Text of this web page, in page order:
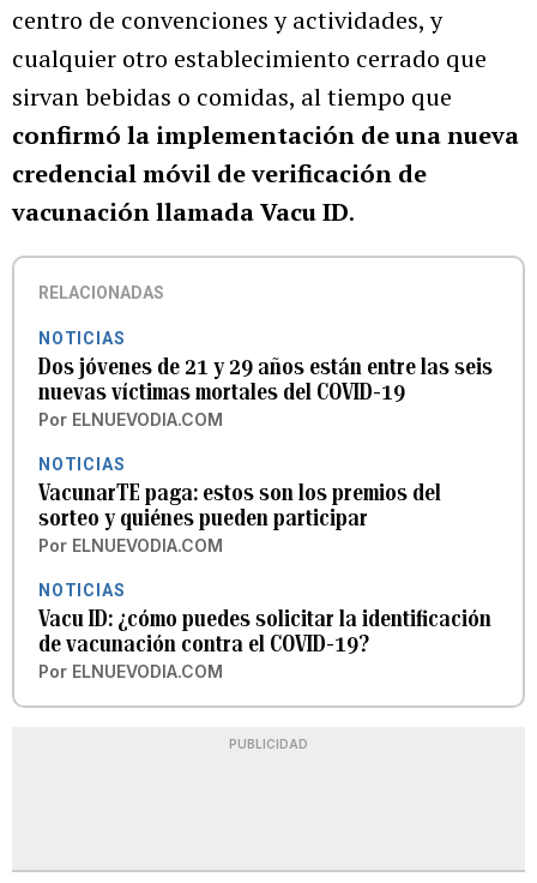
centro de convenciones y actividades, y
cualquier otro establecimiento cerrado que
sirvan bebidas o comidas, al tiempo que
confirmó la implementación de una nueva
credencial móvil de verificación de
vacunación llamada Vacu ID.
RELACIONADAS
NOTICIAS
Dos jóvenes de 21 y 29 años están entre las seis
nuevas víctimas mortales del COVID-19
Por ELNUEVODIA.COM
NOTICIAS
VacunarTE paga: estos son los premios del
sorteo y quiénes pueden participar
Por ELNUEVODIA.COM
NOTICIAS
Vacu ID: ¿cómo puedes solicitar la identificación
de vacunación contra el COVID-19?
Por ELNUEVODIA.COM
PUBLICIDAD